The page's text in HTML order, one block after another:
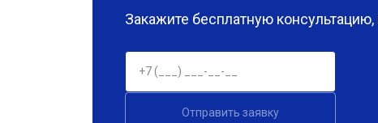
Закажите бесплатную
Отправить заявку